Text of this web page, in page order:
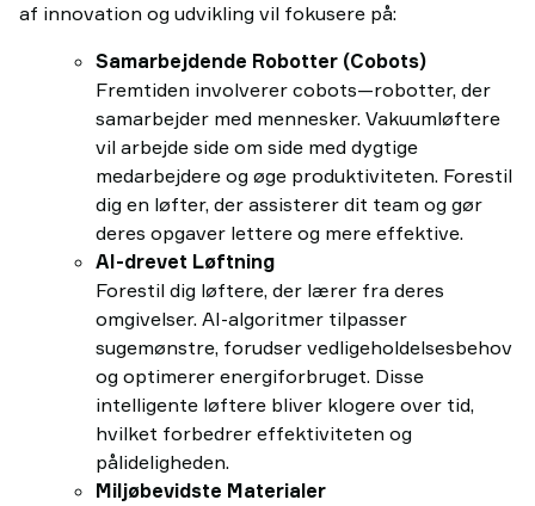
af innovation og udvikling vil fokusere på:
Samarbejdende Robotter (Cobots)
Fremtiden involverer cobots—robotter, der
samarbejder med mennesker. Vakuumløftere
vil arbejde side om side med dygtige
medarbejdere og øge produktiviteten. Forestil
dig en løfter, der assisterer dit team og gør
deres opgaver lettere og mere effektive.
AI-drevet Løftning
Forestil dig løftere, der lærer fra deres
omgivelser. AI-algoritmer tilpasser
sugemønstre, forudser vedligeholdelsesbehov
og optimerer energiforbruget. Disse
intelligente løftere bliver klogere over tid,
hvilket forbedrer effektiviteten og
pålideligheden.
Miljøbevidste Materialer